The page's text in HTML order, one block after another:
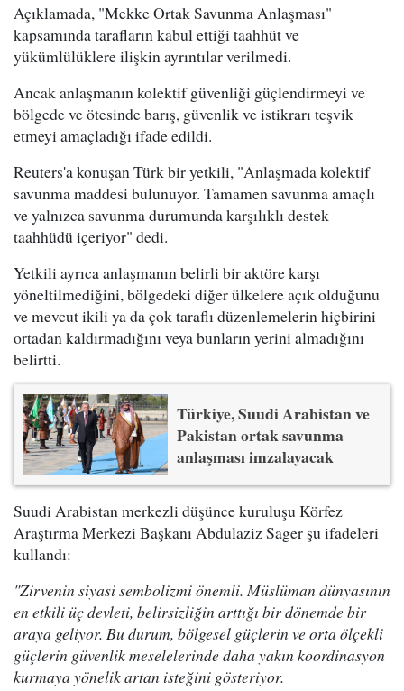
Açıklamada, "Mekke Ortak Savunma Anlaşması"
kapsamında tarafların kabul ettiği taahhüt ve
yükümlülüklere ilişkin ayrıntılar verilmedi.
Ancak anlaşmanın kolektif güvenliği güçlendirmeyi ve
bölgede ve ötesinde barış, güvenlik ve istikrarı teşvik
etmeyi amaçladığı ifade edildi.
Reuters'a konuşan Türk bir yetkili, "Anlaşmada kolektif
savunma maddesi bulunuyor. Tamamen savunma amaçlı
ve yalnızca savunma durumunda karşılıklı destek
taahhüdü içeriyor" dedi.
Yetkili ayrıca anlaşmanın belirli bir aktöre karşı
yöneltilmediğini, bölgedeki diğer ülkelere açık olduğunu
ve mevcut ikili ya da çok taraflı düzenlemelerin hiçbirini
ortadan kaldırmadığını veya bunların yerini almadığını
belirtti.
Türkiye, Suudi Arabistan ve
Pakistan ortak savunma
anlaşması imzalayacak
Suudi Arabistan merkezli düşünce kuruluşu Körfez
Araştırma Merkezi Başkanı Abdulaziz Sager şu ifadeleri
kullandı:
"Zirvenin siyasi sembolizmi önemli. Müslüman dünyasının
en etkili üç devleti, belirsizliğin arttığı bir dönemde bir
araya geliyor. Bu durum, bölgesel güçlerin ve orta ölçekli
güçlerin güvenlik meselelerinde daha yakın koordinasyon
kurmaya yönelik artan isteğini gösteriyor.